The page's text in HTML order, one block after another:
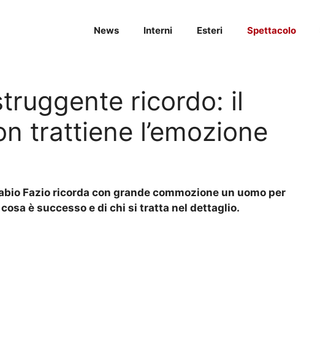
News Interni Esteri Spettacolo
ricordo: il
trattiene l’emozione
Fazio ricorda con grande commozione un uomo per
è successo e di chi si tratta nel dettaglio.